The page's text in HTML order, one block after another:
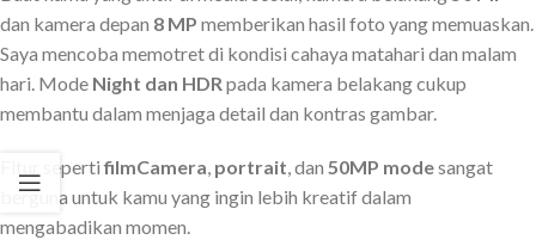
dan kamera depan 8 MP memberikan hasil foto yang memuaskan.
Saya mencoba memotret di kondisi cahaya matahari dan malam
hari. Mode Night dan HDR pada kamera belakang cukup
membantu dalam menjaga detail dan kontras gambar.
Fitur sepertifilmCamera portrait , dan 50MP modesangat
berguna untuk kamu yang ingin lebih kreatif dalam
mengabadikan momen.